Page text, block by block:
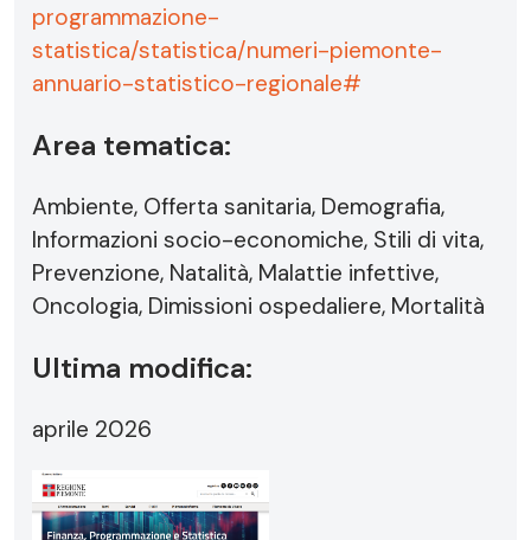
programmazione-
statistica/statistica/numeri-piemonte-
annuario-statistico-regionale#
Area tematica:
Ambiente, Offerta sanitaria, Demografia,
Informazioni socio-economiche, Stili di vita,
Prevenzione, Natalità, Malattie infettive,
Oncologia, Dimissioni ospedaliere, Mortalità
Ultima modifica:
aprile 2026